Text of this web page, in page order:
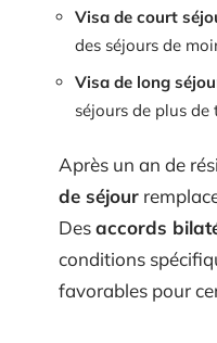
Visa de court
des séjours de
Visa de long
séjours de plus de
Après un an de
de séjour
Desaccords
conditions
favorables pour